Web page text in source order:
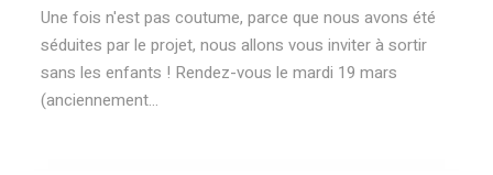
Une fois n'est pas coutume, parce que nous avons été
séduites par le projet, nous allons vous inviter à sortir
sans les enfants ! Rendez-vous le mardi 19 mars
(anciennement...